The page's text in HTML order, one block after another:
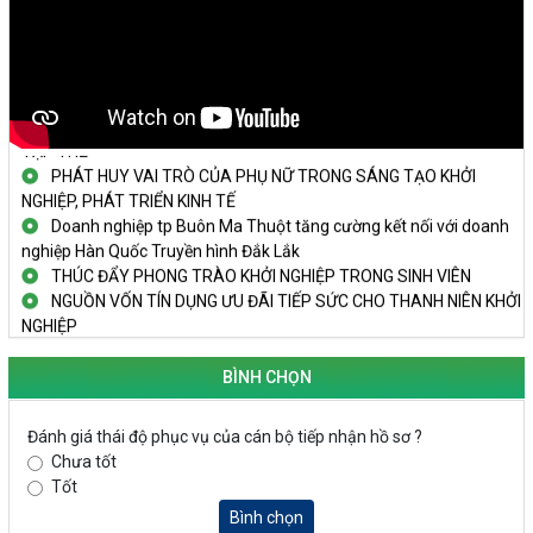
THANH NIÊN KHỞI NGHIỆP THÀNH CÔNG TỪ MÔ HÌNH KINH TẾ
TẬP THỂ
PHÁT HUY VAI TRÒ CỦA PHỤ NỮ TRONG SÁNG TẠO KHỞI
NGHIỆP, PHÁT TRIỂN KINH TẾ
Doanh nghiệp tp Buôn Ma Thuột tăng cường kết nối với doanh
nghiệp Hàn Quốc Truyền hình Đắk Lắk
THÚC ĐẨY PHONG TRÀO KHỞI NGHIỆP TRONG SINH VIÊN
NGUỒN VỐN TÍN DỤNG ƯU ĐÃI TIẾP SỨC CHO THANH NIÊN KHỞI
NGHIỆP
LAN TỎA TINH THẦN KHỞI NGHIỆP TRONG THANH NIÊN TẠI
KHỞI NGHIỆP VỚI MÔ HÌNH NUÔI ỐC NHỒI
2020
KHAI MẠC TECHFEST 2024
TRAILER TECHFEST DAKLAK 2024 OK1
BÌNH CHỌN
Đánh giá thái độ phục vụ của cán bộ tiếp nhận hồ sơ ?
Chưa tốt
Tốt
Bình chọn